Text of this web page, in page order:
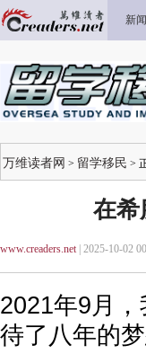
新闻
万维读者网 > 留学移民 >
在希
www.creaders.net| 2025-10-02
2021年9月
待了八年的梦